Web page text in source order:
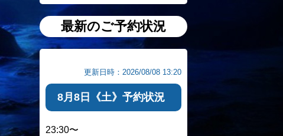
最新のご予約状況
更新日時：2026/08/08 13:20
8月8日《土》予約状況
23:30〜